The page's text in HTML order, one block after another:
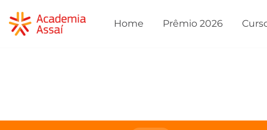
Home Prêmio 2026